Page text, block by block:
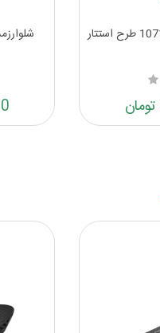
کاپشن فیوژن هیلمن کد 1071 طرح استتار